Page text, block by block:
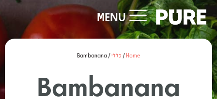
MENU
Home
/ כללי/ Bambanana
Bambanana